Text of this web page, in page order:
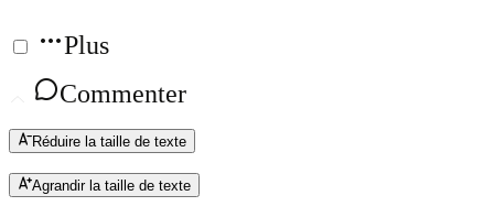
Plus
Commenter
Réduire la taille de texte
Agrandir la taille de texte